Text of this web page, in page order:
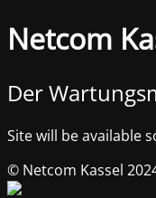
Netcom
Der
Site will be available
© Netcom Kassel